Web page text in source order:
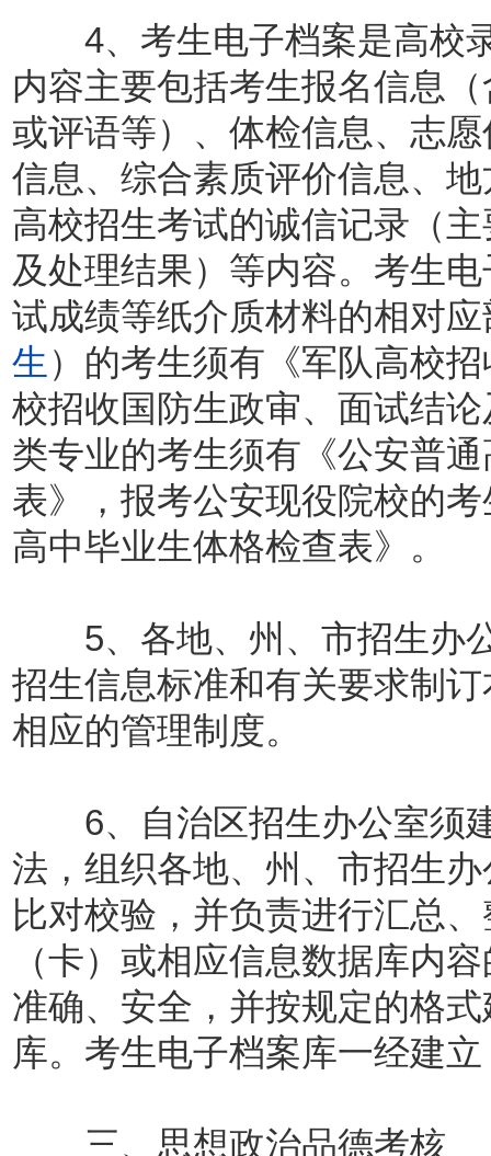
4、考生电子档案是高校录
内容主要包括考生报名信息
或评语等）、体检信息、志
信息、综合素质评价信息、
高校招生考试的诚信记录（
及处理结果）等内容。考生
试成绩等纸介质材料的相对
生 ）的考生须有《军队高校
校招收国防生政审、面试结
类专业的考生须有《公安普
表》，报考公安现役院校的
高中毕业生体格检查表》。
5、各地、州、市招生办公
招生信息标准和有关要求制
相应的管理制度。
6、自治区招生办公室须
法，组织各地、州、市招生
比对校验，并负责进行汇总
（卡）或相应信息数据库内
准确、安全，并按规定的格
库。考生电子档案库一经建
三、思想政治品德考核